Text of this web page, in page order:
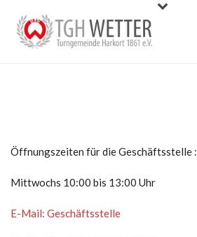
Öffnungszeiten für die Geschäftsstelle :
Mittwochs 10:00 bis 13:00 Uhr
E-Mail: Geschäftsstelle